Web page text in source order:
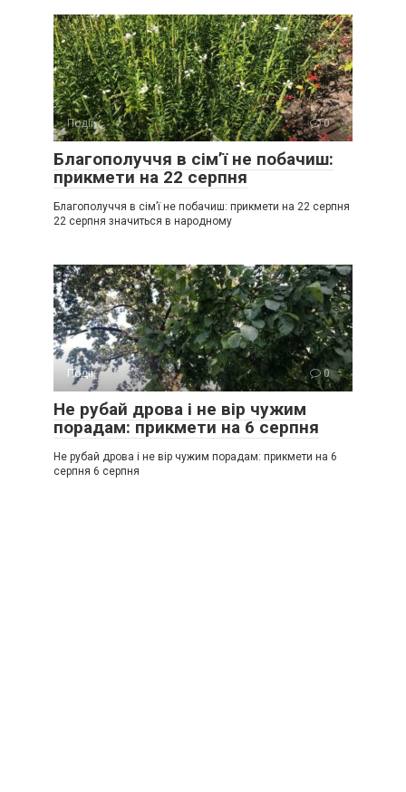
Події 0
Благополуччя в сім’ї не побачиш:
прикмети на 22 серпня
Благополуччя в сім’ї не побачиш: прикмети на 22 серпня
22 серпня значиться в народному
Події 0
Не рубай дрова і не вір чужим
порадам: прикмети на 6 серпня
Не рубай дрова і не вір чужим порадам: прикмети на 6
серпня 6 серпня